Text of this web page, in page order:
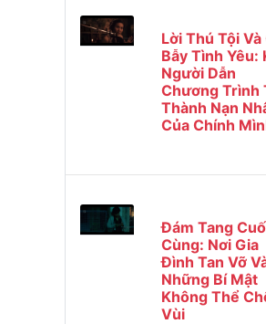
Lời Thú Tội Và
Bẫy Tình Yêu:
Người Dẫn
Chương Trình
Thành Nạn
Của Chính
Đám Tang
Cùng: Nơi Gia
Đình Tan Vỡ
Những Bí Mật
Không Thể
Vùi